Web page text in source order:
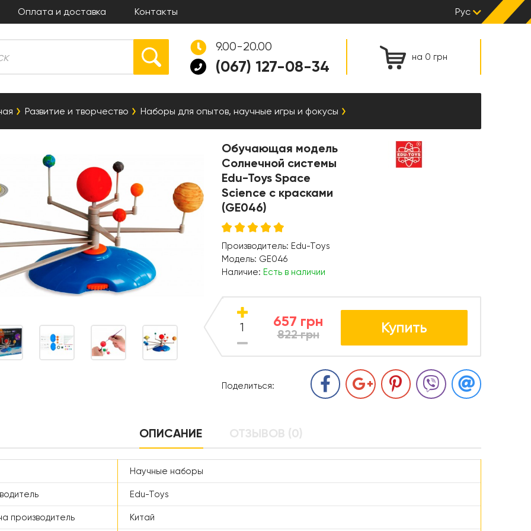
Оплата и доставка Контакты Рус
на 0 грн
9.00-20.00
(067) 127-08-34
Развитие и творчество Наборы для опытов, научные игры и фокусы
Обучающая модель
Солнечной системы
Edu-Toys Space
Science с красками
(GE046)
Производитель: Edu-Toys
Модель: GE046
Наличие: Есть в наличии
657 грн
822 грн Купить
Поделиться:
ОПИСАНИЕ ОТЗЫВОВ (0)
Научные наборы
Edu-Toys
производитель Китай